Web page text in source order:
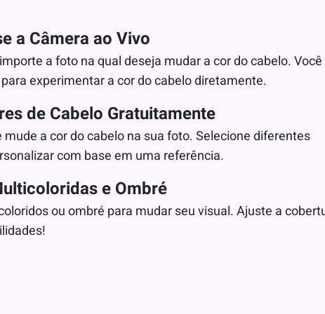
a Câmera ao Vivo
a foto na qual deseja mudar a cor do cabelo. Você
experimentar a cor do cabelo diretamente.
de Cabelo Gratuitamente
mude a cor do cabelo na sua foto. Selecione diferentes
com base em uma referência.
e Ombré
ou ombré para mudar seu visual. Ajuste a